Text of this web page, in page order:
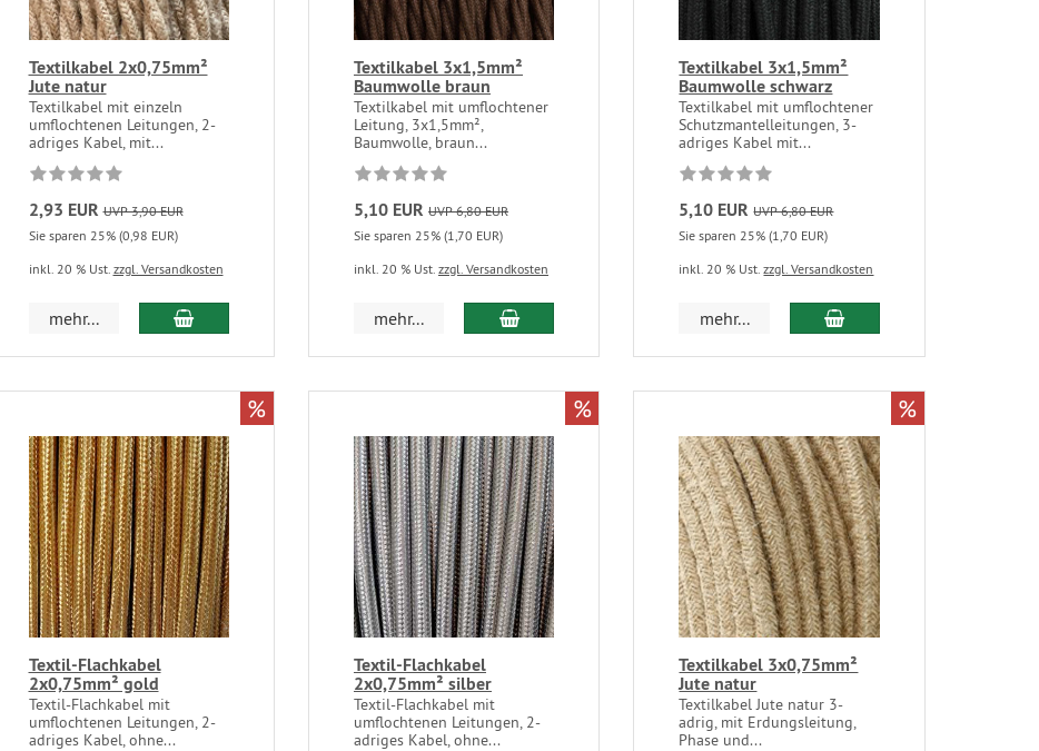
Textilkabel 2x0,75mm²
Jute natur
Textilkabel mit einzeln
umflochtenen Leitungen, 2-
adriges Kabel, mit...
2,93 EUR UVP 3,90 EUR
Sie sparen 25% (0,98 EUR)
inkl. 20 % Ust. zzgl. Versandkosten
mehr...
Textilkabel 3x1,5mm²
Baumwolle braun
Textilkabel mit umflochtener
Leitung, 3x1,5mm²,
Baumwolle, braun...
5,10 EUR UVP 6,80 EUR
Sie sparen 25% (1,70 EUR)
inkl. 20 % Ust. zzgl. Versandkosten
mehr...
Textilkabel 3x1,5mm²
Baumwolle schwarz
Textilkabel mit umflochtener
Schutzmantelleitungen, 3-
adriges Kabel mit...
5,10 EUR UVP 6,80 EUR
Sie sparen 25% (1,70 EUR)
inkl. 20 % Ust.zzgl. Versandkosten
mehr...
Textil-Flachkabel
2x0,75mm² gold
Textil-Flachkabel mit
umflochtenen Leitungen, 2-
adriges Kabel, ohne...
%
Textil-Flachkabel
2x0,75mm² silber
Textil-Flachkabel mit
umflochtenen Leitungen, 2-
adriges Kabel, ohne...
%
Textilkabel 3x0,75mm²
Jute natur
Textilkabel Jute natur 3-
adrig, mit Erdungsleitung,
Phase und...
%